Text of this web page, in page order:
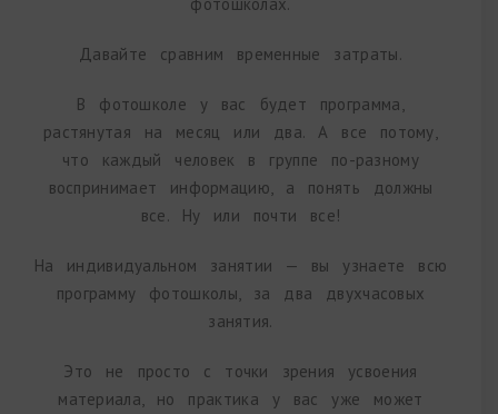
Давайте сравним временные затраты.
В фотошколе у вас будет программа,
растянутая на месяц или два. А все потому,
что каждый человек в группе по-разному
воспринимает информацию, а понять должны
все. Ну или почти все!
На индивидуальном занятии — вы узнаете всю
программу фотошколы, за два двухчасовых
занятия.
Это не просто с точки зрения усвоения
материала, но практика у вас уже может